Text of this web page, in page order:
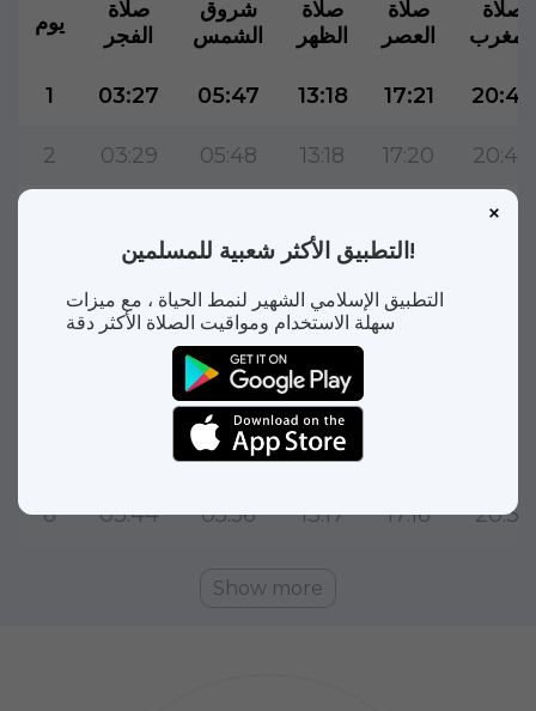
يوم
صلاة
الفجر
شروق
الشمس
صلاة
الظهر
صلاة
العصر
صلاة
المغرب
1 03:27 05:47 13:18 17:21 20:46
2 03:29 05:48 13:18 17:20 20:44
20:43
03:37 05:52 13:18 17:18
05:54 13:17
05:55 13:17
8 03:44 05:56 13:17 17:16 20:35
Show more
التطبيق الأكثر شعبية للمسلمين!
التطبيق الإسلامي الشهير لنمط الحياة ، مع ميزات
سهلة الاستخدام ومواقيت الصلاة الأكثر دقة